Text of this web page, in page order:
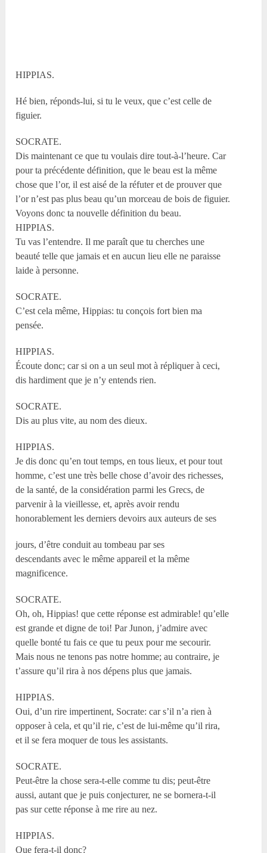
HIPPIAS.
Hé bien, réponds-lui, si tu le veux, que c’est celle de
figuier.
SOCRATE.
Dis maintenant ce que tu voulais dire tout-à-l’heure. Car
pour ta précédente définition, que le beau est la même
chose que l’or, il est aisé de la réfuter et de prouver que
l’or n’est pas plus beau qu’un morceau de bois de figuier.
Voyons donc ta nouvelle définition du beau.
HIPPIAS.
Tu vas l’entendre. Il me paraît que tu cherches une
beauté telle que jamais et en aucun lieu elle ne paraisse
laide à personne.
SOCRATE.
C’est cela même, Hippias: tu conçois fort bien ma
pensée.
HIPPIAS.
Écoute donc; car si on a un seul mot à répliquer à ceci,
dis hardiment que je n’y entends rien.
SOCRATE.
Dis au plus vite, au nom des dieux.
HIPPIAS.
Je dis donc qu’en tout temps, en tous lieux, et pour tout
homme, c’est une très belle chose d’avoir des richesses,
de la santé, de la considération parmi les Grecs, de
parvenir à la vieillesse, et, après avoir rendu
honorablement les derniers devoirs aux auteurs de ses
jours, d’être conduit au tombeau par ses
descendants avec le même appareil et la même
magnificence.
SOCRATE.
Oh, oh, Hippias! que cette réponse est admirable! qu’elle
est grande et digne de toi! Par Junon, j’admire avec
quelle bonté tu fais ce que tu peux pour me secourir.
Mais nous ne tenons pas notre homme; au contraire, je
t’assure qu’il rira à nos dépens plus que jamais.
HIPPIAS.
Oui, d’un rire impertinent, Socrate: car s’il n’a rien à
opposer à cela, et qu’il rie, c’est de lui-même qu’il rira,
et il se fera moquer de tous les assistants.
SOCRATE.
Peut-être la chose sera-t-elle comme tu dis; peut-être
aussi, autant que je puis conjecturer, ne se bornera-t-il
pas sur cette réponse à me rire au nez.
HIPPIAS.
Que fera-t-il donc?